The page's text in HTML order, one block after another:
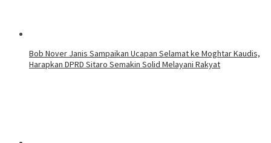
Bob Nover Janis Sampaikan Ucapan Selamat ke Moghtar Kaudis,
Harapkan DPRD Sitaro Semakin Solid Melayani Rakyat